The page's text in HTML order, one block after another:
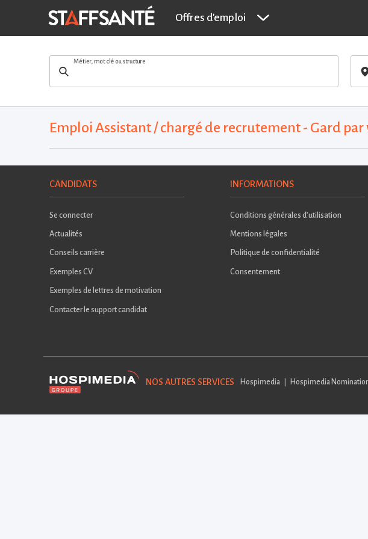
Offres d'emploi
Métier, mot clé ou structure
Emploi Assistant / chargé de recrutement - Gard par
CANDIDATS
Se connecter
Actualités
Conseils carrière
Exemples CV
Exemples de lettres de motivation
Contacter le support candidat
INFORMATIONS
Conditions générales d’utilisation
Mentions légales
Politique de confidentialité
Consentement
NOS AUTRES SERVICES Hospimedia Hospimedia